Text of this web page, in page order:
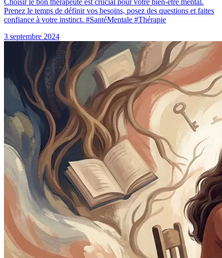
Choisir le bon thérapeute est crucial pour votre bien-être mental.
Prenez le temps de définir vos besoins, posez des questions et faites
confiance à votre instinct. #SantéMentale #Thérapie
3 septembre 2024